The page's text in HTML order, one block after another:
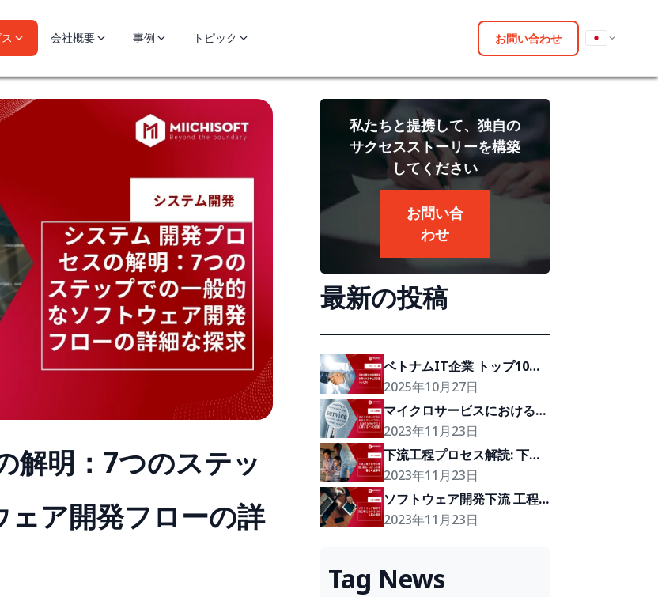
会社概要 事例 トピック お問い合わせ
解明：7つのステッ
ア開発フローの詳
私たちと提携して、独自の
サクセスストーリーを構築
してください
お問い合
わせ
最新の投稿
ベトナムIT企業 トップ10｜
日本企業との協業実績を持つ
注目企業
2025年10月27日
マイクロサービスにおけるワ
ークフローとは？APIのテス
トに関する7つの課題?
2023年11月23日
下流工程プロセス解読: 下流
工程の成功への7つの重要な
考慮事項
2023年11月23日
ソフトウェア開発下流 工程
における13の主要な課題
2023年11月23日
Tag News